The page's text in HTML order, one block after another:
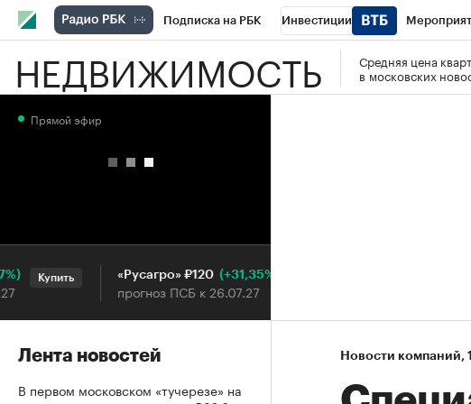
Подписка на РБК Инвестиции
РБК Вино Спорт Школа управления РБК РБК
НЕДВИЖИМОСТЬ
Средняя цена
в московских
Новости компаний⁠,
Прямой эфир
Купить «Русагро» ₽120 (+31,35%)
прогноз ПСБ к 26.07.27
Лента новостей
В первом московском «тучерезе» на